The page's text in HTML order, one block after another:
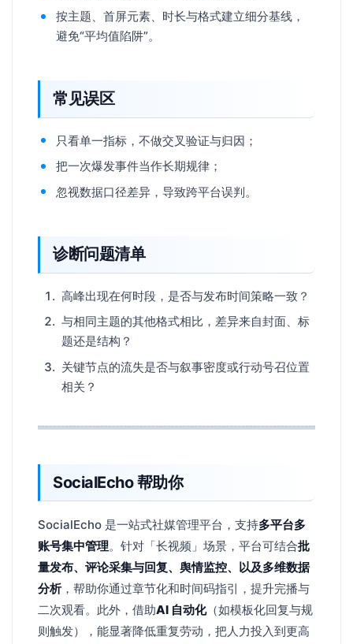
按主题、首屏元素、时长与格式建立细分基线，
避免“平均值陷阱”。
常见误区
只看单一指标，不做交叉验证与归因；
把一次爆发事件当作长期规律；
忽视数据口径差异，导致跨平台误判。
诊断问题清单
高峰出现在何时段，是否与发布时间策略一致？
与相同主题的其他格式相比，差异来自封面、标
题还是结构？
关键节点的流失是否与叙事密度或行动号召位置
相关？
SocialEcho 帮助你
SocialEcho 是一站式社媒管理平台，支持多平台多
账号集中管理。针对「长视频」场景，平台可结合批
量发布、评论采集与回复、舆情监控、以及多维数据
分析，帮助你通过章节化和时间码指引，提升完播与
二次观看。此外，借助AI 自动化（如模板化回复与规
则触发），能显著降低重复劳动，把人力投入到更高